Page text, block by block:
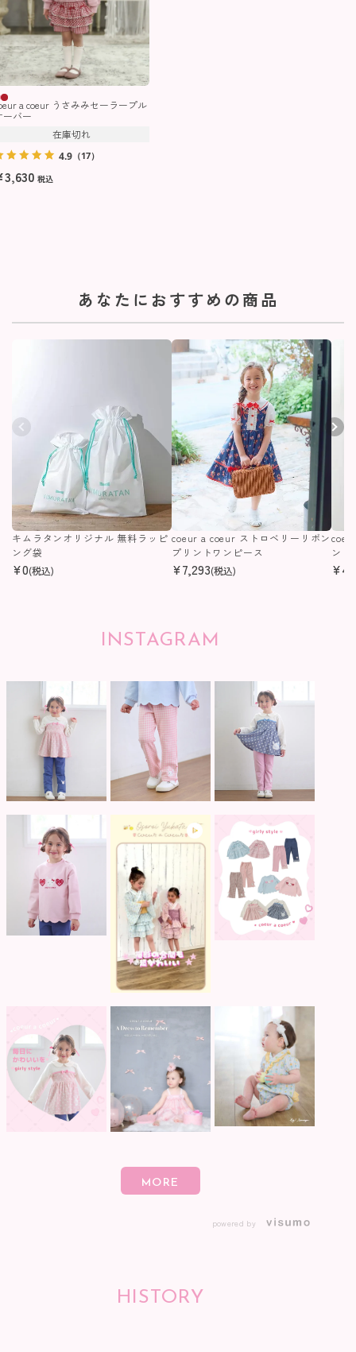
a coeur うさみみセーラープル
ーバー
3,630 税込
4.9 （17）
在庫切れ
あなたにおすすめの商品
キムラタンオリジナル 無料ラッピ
ング袋
¥0(税込)
coeur a coeur ストロベリーリボン
プリントワンピース
¥7,293(税込)
ンピ
¥
INSTAGRAM
powered by
HISTORY